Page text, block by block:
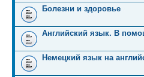
Болезни и здоровье
Английский язык. В
Немецкий язык на